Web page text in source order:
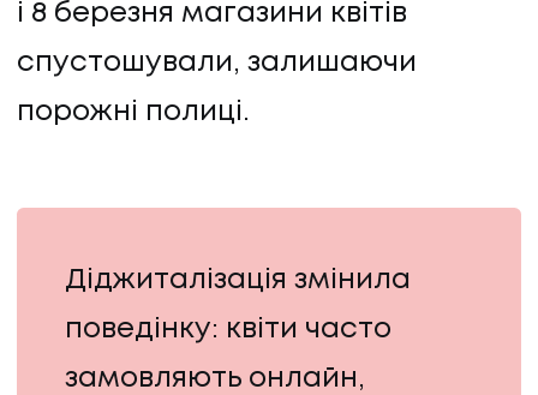
і 8 березня магазини квітів
спустошували, залишаючи
порожні полиці.
Діджиталізація змінила
поведінку: квіти часто
замовляють онлайн,